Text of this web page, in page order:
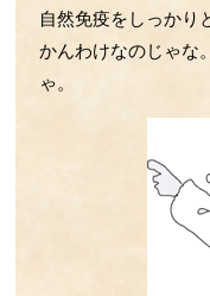
第48回 野菜の話
第47回 Treg・Mreg
第46回 腸の中のLPS
第45回 サーカディ
第44回 お酒とマイ
第43回 LPS受容体
第42回 動脈硬化の話
第41回 心臓と腎臓
自然免疫をしっかり
かんわけなのじゃな
ゃ。